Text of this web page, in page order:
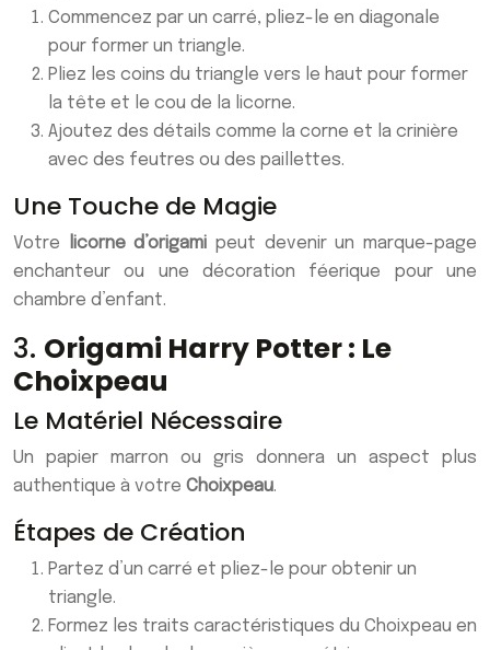
Commencez par un carré, pliez-le en diagonale
pour former un triangle.
Pliez les coins du triangle vers le haut pour former
la tête et le cou de la licorne.
Ajoutez des détails comme la corne et la crinière
avec des feutres ou des paillettes.
Une Touche de Magie
Votre licorne d’origami peut devenir un marque-page
enchanteur ou une décoration féerique pour une
chambre d’enfant.
3. Origami Harry Potter : Le
Choixpeau
Le Matériel Nécessaire
Un papier marron ou gris donnera un aspect plus
authentique à votre Choixpeau.
Étapes de Création
Partez d’un carré et pliez-le pour obtenir un
triangle.
Formez les traits caractéristiques du Choixpeau en